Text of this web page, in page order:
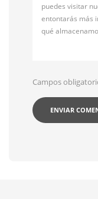
puedes visitar
entontarás más
qué
Campos